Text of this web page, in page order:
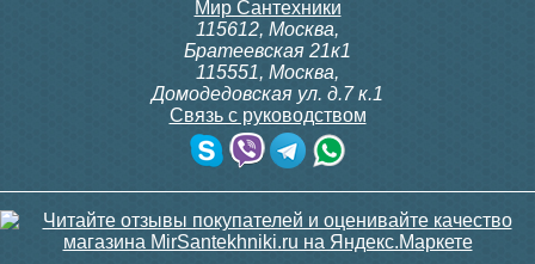
Мир Сантехники
115612, Москва,
Братеевская 21к1
115551, Москва,
Домодедовская ул. д.7 к.1
Связь с руководством